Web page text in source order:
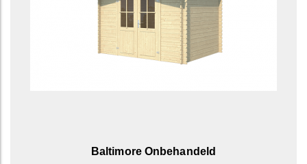
Baltimore Onbehandeld